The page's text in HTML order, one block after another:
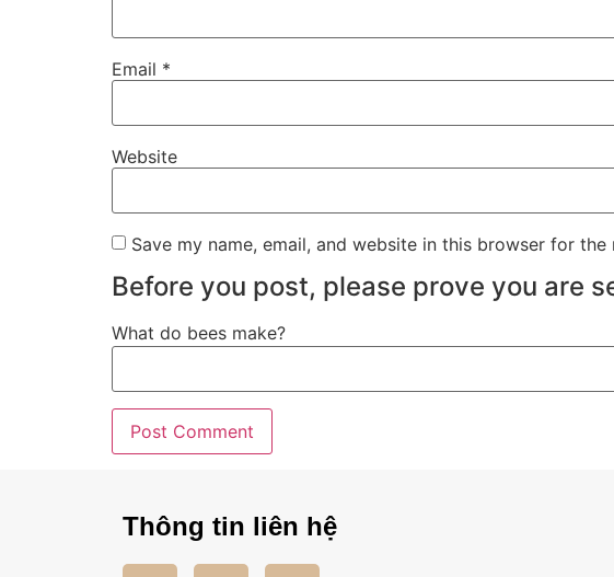
Email *
Website
Save my name, email, and website in this browser for
Before you post, please prove you are
What do bees make?
Thông tin liên hệ